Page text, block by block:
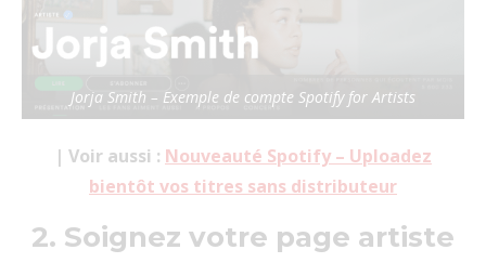
Jorja Smith – Exemple de compte Spotify for Artists
| Voir aussi : Nouveauté Spotify – Uploadez
bientôt vos titres sans distributeur
2. Soignez votre page artiste